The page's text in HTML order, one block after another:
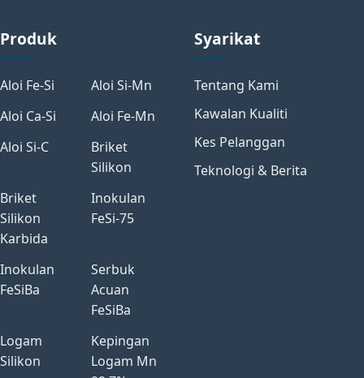
Produk
Aloi Fe-Si
Aloi Si-Mn
Aloi Ca-Si
Aloi Fe-Mn
Aloi Si-C
Briket
Silikon
Briket
Silikon
Karbida
Inokulan
FeSi-75
Inokulan
FeSiBa
Serbuk
Acuan
FeSiBa
Logam
Silikon
Kepingan
Logam Mn
Syarikat
Tentang Kami
Kawalan Kualiti
Kes Pelanggan
Teknologi & Berita